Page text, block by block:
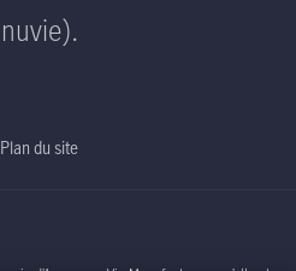
Plan du site